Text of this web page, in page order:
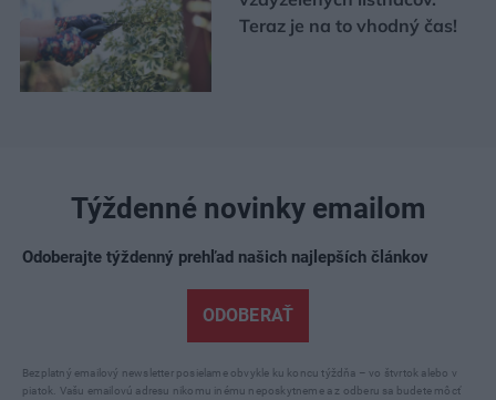
Teraz je na to vhodný čas!
Týždenné novinky emailom
Odoberajte týždenný prehľad našich najlepších článkov
ODOBERAŤ
Bezplatný emailový newsletter posielame obvykle ku koncu týždňa – vo štvrtok alebo v
piatok. Vašu emailovú adresu nikomu inému neposkytneme a z odberu sa budete môcť